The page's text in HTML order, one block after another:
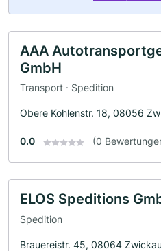
AAA
GmbH
Transport · Spedition
Obere Kohlenstr. 18, 08056
0.0 (0
ELOS Speditions
Spedition
Brauereistr. 45, 08064 Zwickau